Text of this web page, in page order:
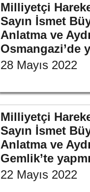
Milliyetçi
Sayın İsmet
Anlatma ve
Osmangazi’de
28 Mayıs 2022
Milliyetçi
Sayın İsmet
Anlatma ve
Gemlik’te
22 Mayıs 2022